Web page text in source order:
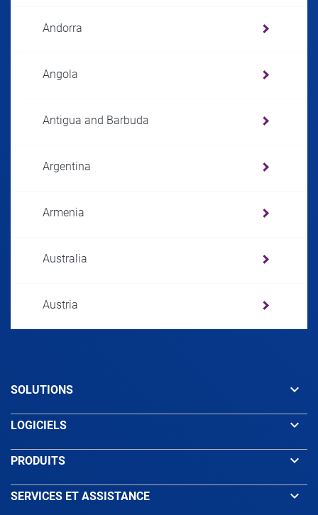
Andorra
Angola
Antigua and Barbuda
Argentina
Armenia
Australia
Austria
Bahamas
Bangladesh
SOLUTIONS keyboard_arrow_down
LOGICIELS keyboard_arrow_down
PRODUITS keyboard_arrow_down
SERVICES ET ASSISTANCE keyboard_arrow_down